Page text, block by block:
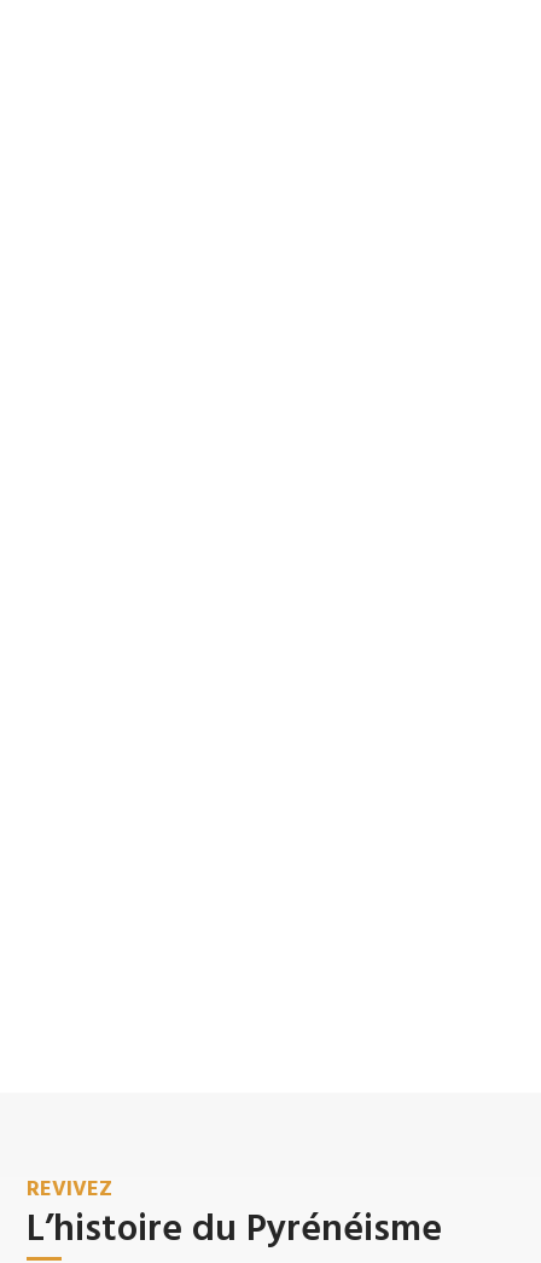
REVIVEZ
L’histoire du Pyrénéisme
La Cavalls del Vent